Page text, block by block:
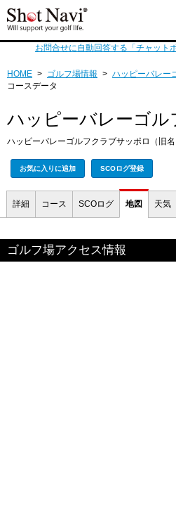
お問合せに自動回答する「チャット
HOME > ゴルフ場情報 > ハッピーバレー
コースデータ
ハッピーバレーゴル
ハッピーバレーゴルフクラブサッポロ（旧
お気に入りに追加 SCOログ登録
詳細 コース SCOログ 地図 天気
ゴルフ場アクセス情報